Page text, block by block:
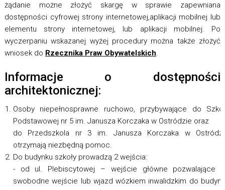
żądanie możne złożyć skargę w sprawie zapewniana
dostępności cyfrowej strony internetowej,aplikacji mobilnej lub
elementu strony internetowej, lub aplikacji mobilnej. Po
wyczerpaniu wskazanej wyżej procedury można także złożyć
wniosek do Rzecznika Praw Obywatelskich.
Informacje o dostępności
architektonicznej:
Osoby niepełnosprawne ruchowo, przybywające do
Podstawowej nr 5 im. Janusza Korczaka w Ostródzie oraz
do Przedszkola nr 3 im. Janusza Korczaka w
otrzymają niezbędną pomoc.
Do budynku szkoły prowadzą 2 wejścia:
- od ul. Plebiscytowej – wejście główne pozwalające
swobodne wejście lub wjazd wózkiem inwalidzkim do